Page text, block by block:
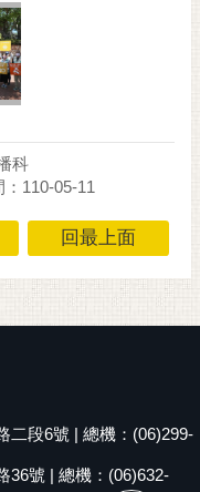
科
110-05-11
回最上面
二段6號 | 總機：(06)299-
36號 | 總機：(06)632-